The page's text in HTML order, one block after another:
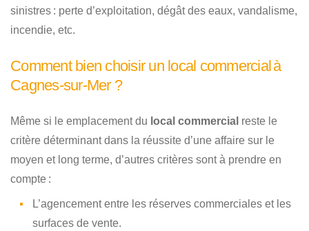
sinistres : perte d’exploitation, dégât des eaux, vandalisme,
incendie, etc.
Comment bien choisir un local commercial à
Cagnes-sur-Mer ?
Même si le emplacement du local commercial reste le
critère déterminant dans la réussite d’une affaire sur le
moyen et long terme, d’autres critères sont à prendre en
compte :
L’agencement entre les réserves commerciales et les
surfaces de vente.